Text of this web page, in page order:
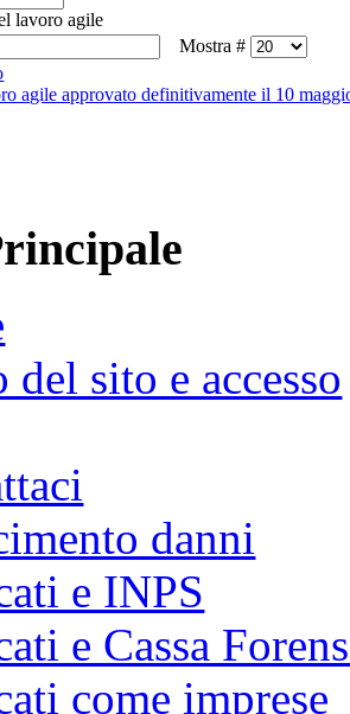
lavoro agile
Mostra #
agile approvato definitivamente il 10
del sito e accesso
danni
e INPS
e Cassa
come imprese